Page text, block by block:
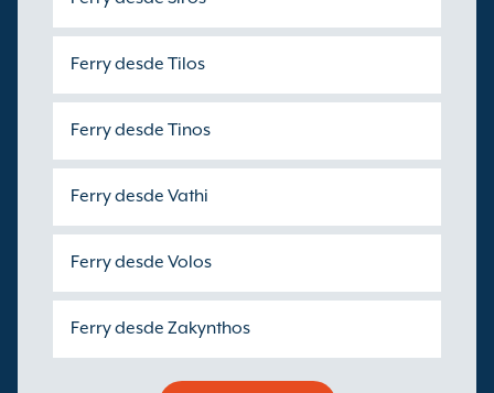
Ferry desde Tilos
Ferry desde Tinos
Ferry desde Vathi
Ferry desde Volos
Ferry desde Zakynthos